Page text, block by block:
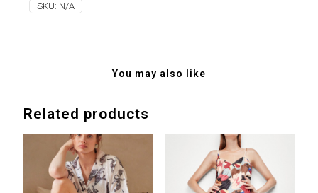
SKU: N/A
You may also like
Related products